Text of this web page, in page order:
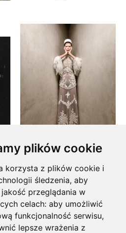
plików cookie
korzysta z plików cookie i
śledzenia, aby
przeglądania w
celach: aby umożliwić
funkcjonalność serwisu,
lepsze wrażenia z
Download